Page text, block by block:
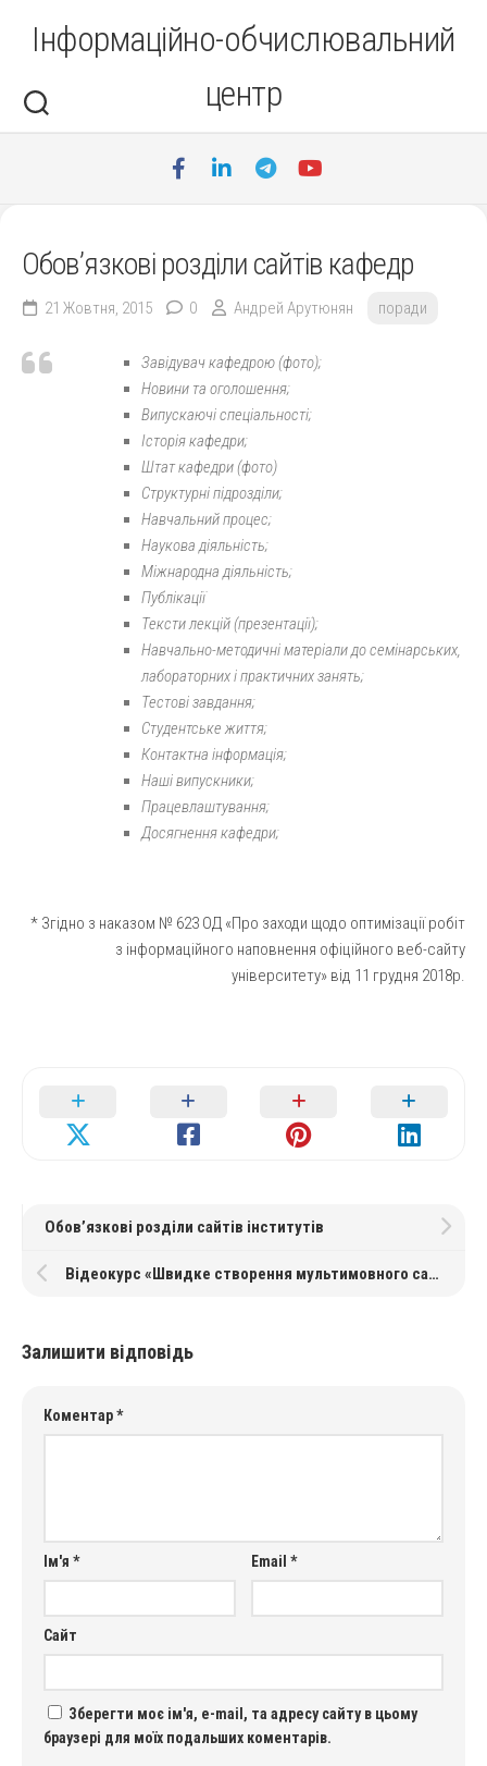
Інформаційно-обчислювальний
центр
Обов’язкові розділи сайтів кафедр
21 Жовтня, 2015 0 Андрей Арутюнян поради
Завідувач кафедрою (фото);
Новини та оголошення;
Випускаючі спеціальності;
Історія кафедри;
Штат кафедри (фото)
Структурні підрозділи;
Навчальний процес;
Наукова діяльність;
Міжнародна діяльність;
Публікації
Тексти лекцій (презентації);
Навчально-методичні матеріали до семінарських,
лабораторних і практичних занять;
Тестові завдання;
Студентське життя;
Контактна інформація;
Наші випускники;
Працевлаштування;
Досягнення кафедри;
* Згідно з наказом № 623 ОД «Про заходи щодо оптимізації робіт
з інформаційного наповнення офіційного веб-сайту
університету» від 11 грудня 2018р.
Обов’язкові розділи сайтів інститутів
Відеокурс «Швидке створення мультимовного сайту на WordPress»
Залишити відповідь
Коментар*
Ім'я * Email*
Сайт
Зберегти моє ім'я, e-mail, та адресу сайту в цьому
браузері для моїх подальших коментарів.